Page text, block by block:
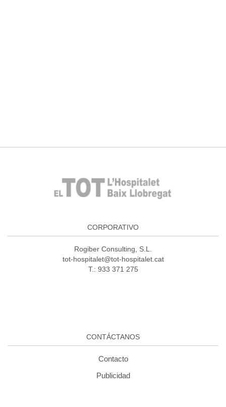
CORPORATIVO
Rogiber Consulting, S.L.
tot-hospitalet@tot-hospitalet.cat
T.: 933 371 275
CONTÁCTANOS
Contacto
Publicidad